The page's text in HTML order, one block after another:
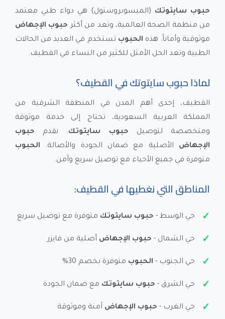
حبوب سايتوتك (الميسوبروستول) هي دواء طبي معتمد
من منظمة الصحة العالمية، وتعد من أكثر حبوب الإجهاض
موثوقية وأماناً. هذه الحبوب تستخدم في العديد من الحالات
الطبية وتعد الحل الأمثل للكثير من النساء في القطيف.
لماذا حبوب سايتوتك في القطيف؟
القطيف، إحدى أهم المدن في المنطقة الشرقية من
المملكة العربية السعودية، تحتاج إلى خدمة موثوقة
ومتخصصة لتوصيل حبوب سايتوتك. نقدم حبوب
الإجهاض الأصلية مع ضمان الجودة والأصالة. الحبوب
متوفرة في جميع الأحياء مع توصيل سريع وآمن.
المناطق التي نغطيها في القطيف:
حي الوسط - حبوب سايتوتك متوفرة مع توصيل سريع
حي الشمال - حبوب الإجهاض أصلية من فايزر
حي الجنوب - الحبوب متوفرة بخصم 30%
حي الشرق - حبوب سايتوتك مع ضمان الجودة
حي الغرب - حبوب الإجهاض آمنة وموثوقة